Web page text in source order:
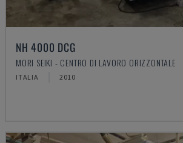
NH 4000 DCG
MORI SEIKI - CENTRO DI LAVORO ORIZZONTALE
ITALIA 2010